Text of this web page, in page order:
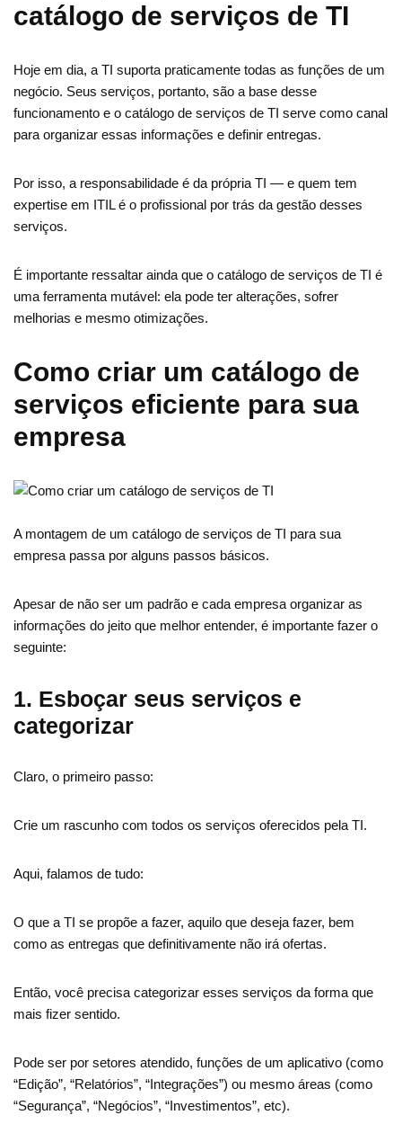
catálogo de serviços de TI
Hoje em dia, a TI suporta praticamente todas as funções de um
negócio. Seus serviços, portanto, são a base desse
funcionamento e o catálogo de serviços de TI serve como canal
para organizar essas informações e definir entregas.
Por isso, a responsabilidade é da própria TI — e quem tem
expertise em ITIL é o profissional por trás da gestão desses
serviços.
É importante ressaltar ainda que o catálogo de serviços de TI é
uma ferramenta mutável: ela pode ter alterações, sofrer
melhorias e mesmo otimizações.
Como criar um catálogo de
serviços eficiente para sua
empresa
A montagem de um catálogo de serviços de TI para sua
empresa passa por alguns passos básicos.
Apesar de não ser um padrão e cada empresa organizar as
informações do jeito que melhor entender, é importante fazer o
seguinte:
1. Esboçar seus serviços e
categorizar
Claro, o primeiro passo:
Crie um rascunho com todos os serviços oferecidos pela TI.
Aqui, falamos de tudo:
O que a TI se propõe a fazer, aquilo que deseja fazer, bem
como as entregas que definitivamente não irá ofertas.
Então, você precisa categorizar esses serviços da forma que
mais fizer sentido.
Pode ser por setores atendido, funções de um aplicativo (como
“Edição”, “Relatórios”, “Integrações”) ou mesmo áreas (como
“Segurança”, “Negócios”, “Investimentos”, etc).